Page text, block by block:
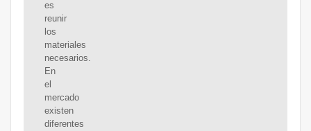
es
reunir
los
materiales
necesarios.
En
el
mercado
existen
diferentes